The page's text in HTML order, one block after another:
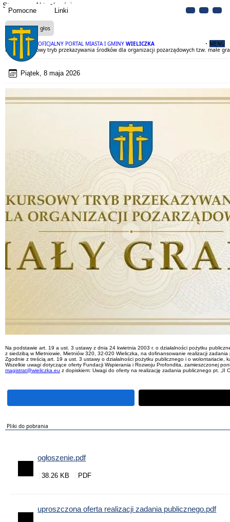
Pomocne Linki
OFICJALNY PORTAL MIASTA I GMINY WIELICZKA MENU
Strona Aktualności
Czytaj na głos
Pozakonkursowy tryb przekazywania środków dla organizacji pozarządowych tzw. małe
Piątek, 8 maja 2026
Na podstawie art. 19 a ust. 3 ustawy z dnia 24 kwietnia 2003 r. o działalności pożytku
z siedzibą w Mietniowie, Mietniów 320, 32-020 Wieliczka, na dofinansowanie realizacji
Zgodnie z treścią art. 19 a ust. 3 ustawy o działalności pożytku publicznego i o
Wszelkie uwagi dotyczące oferty Fundacji Wspierania i Rozwoju Profondita, zamieszczonej
magistrat@wieliczka.eu z dopiskiem: Uwagi do oferty na realizację zadania publicznego pt. „II
Pliki do pobrania
ogłoszenie.pdf
38.26 KB
uproszczona oferta realizacji zadania publicznego.pdf